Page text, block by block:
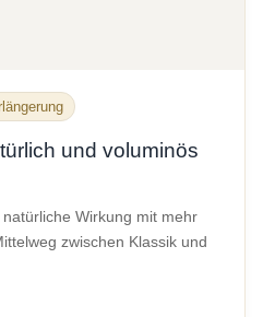
und voluminös
Wirkung mit mehr
zwischen Klassik und